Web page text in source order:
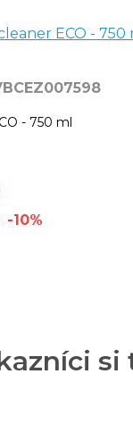
ECO - 750
- 750 ml
-10%
si